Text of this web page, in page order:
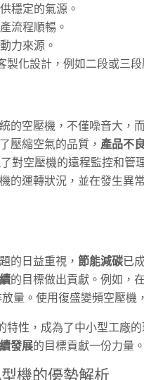
穩定的氣源。
流程順暢。
力來源。
化設計，例如二段或三
的空壓機，不僅噪音大，
壓縮空氣的品質， 產品不
了對空壓機的遠程監控和
的運轉狀況，並在發生異
的日益重視， 節能減碳已
的目標做出貢獻。例如，
量。使用復盛變頻空壓機
特性，成為了中小型工廠
發展的目標貢獻一份力量。
機的優勢解析